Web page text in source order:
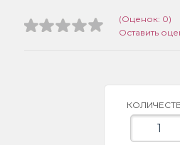
(Оценок: 0)
Оставить